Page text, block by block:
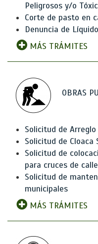
Peligrosos y/o
Corte de pasto en
Denuncia de
MÁS TRÁMITES
OBRAS
Solicitud de
Solicitud de Cloaca
Solicitud de
para cruces de
Solicitud de
municipales
MÁS TRÁMITES